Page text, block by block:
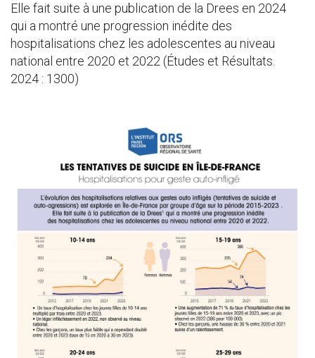
Elle fait suite à une publication de la Drees en 2024
qui a montré une progression inédite des
hospitalisations chez les adolescentes au niveau
national entre 2020 et 2022 (Études et Résultats.
2024 : 1300)